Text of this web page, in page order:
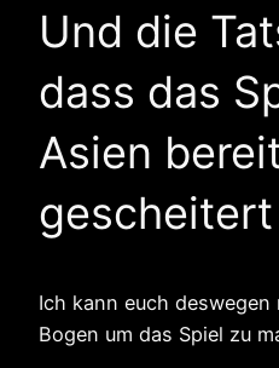
Und die
dass das
Asien
Ich kann euch
Bogen um das Spiel zu